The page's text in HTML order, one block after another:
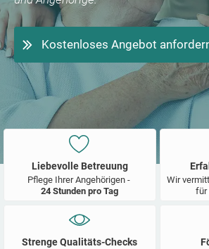
Kostenloses Angebot
Liebevolle Betreuung
Pflege Ihrer Angehörigen -
24 Stunden pro Tag
Wir
für
Strenge Qualitäts-Checks